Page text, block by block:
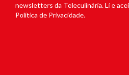
newsletters da Teleculinária. Li e
Política de Privacidade.